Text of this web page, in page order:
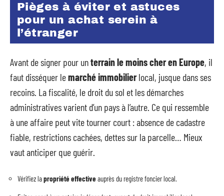
Pièges à éviter et astuces
pour un achat serein à
l’étranger
Avant de signer pour unterrain le moins cher en Europe, il
faut disséquer lemarché immobilierlocal, jusque dans ses
recoins. La fiscalité, le droit du sol et les démarches
administratives varient d’un pays à l’autre. Ce qui ressemble
à une affaire peut vite tourner court : absence de cadastre
fiable, restrictions cachées, dettes sur la parcelle… Mieux
vaut anticiper que guérir.
Vérifiez lapropriété effectiveauprès du registre foncier local.